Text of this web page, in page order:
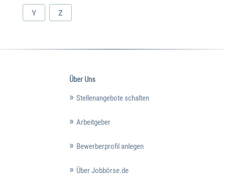
Y Z
Über Uns
Stellenangebote schalten
Arbeitgeber
Bewerberprofil anlegen
Über Jobbörse.de